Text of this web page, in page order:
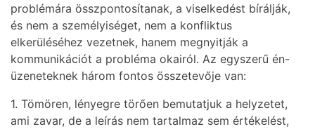
problémára összpontosítanak, a viselkedést bírálják,
és nem a személyiséget, nem a konfliktus
elkerüléséhez vezetnek, hanem megnyitják a
kommunikációt a probléma okairól. Az egyszerű én-
üzeneteknek három fontos összetevője van:
1. Tömören, lényegre törően bemutatjuk a helyzetet,
ami zavar, de a leírás nem tartalmaz sem értékelést,